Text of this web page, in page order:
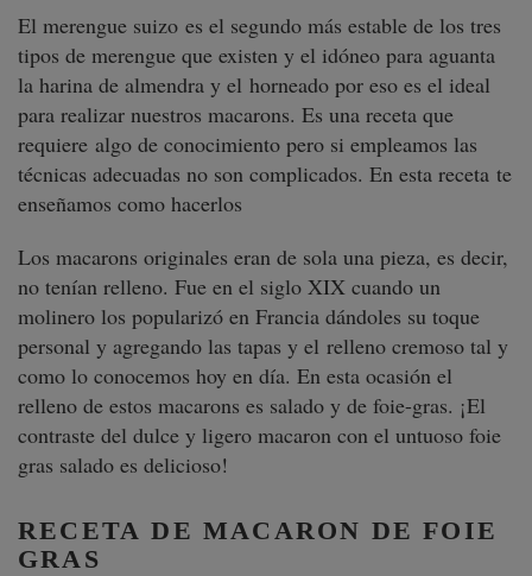
El merengue suizo es el segundo más estable de los tres
tipos de merengue que existen y el idóneo para aguanta
la harina de almendra y el horneado por eso es el ideal
para realizar nuestros macarons. Es una receta que
requiere algo de conocimiento pero si empleamos las
técnicas adecuadas no son complicados. En esta receta te
enseñamos como hacerlos
Los macarons originales eran de sola una pieza, es decir,
no tenían relleno. Fue en el siglo XIX cuando un
molinero los popularizó en Francia dándoles su toque
personal y agregando las tapas y el relleno cremoso tal y
como lo conocemos hoy en día. En esta ocasión el
relleno de estos macarons es salado y de foie-gras. ¡El
contraste del dulce y ligero macaron con el untuoso foie
gras salado es delicioso!
RECETA DE MACARON DE FOIE
GRAS